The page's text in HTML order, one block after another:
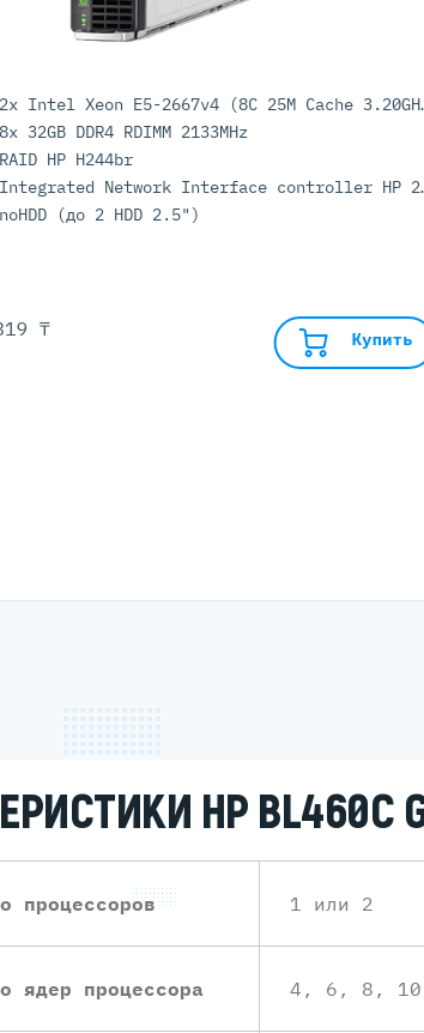
2x Intel
8x 32GB DDR4 RDIMM 2133MHz
RAID HP H244br
Integrated
noHDD (до 2 HDD 2.5")
₸ Купить
HP BL460C
процессоров 1 или 2
ядер процессора 4, 6, 8,